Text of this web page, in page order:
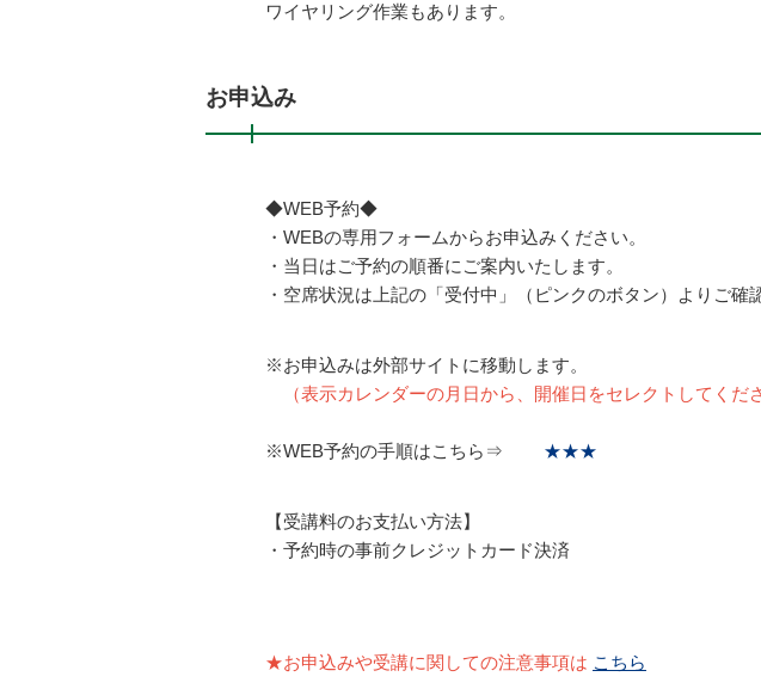
ワイヤリング作業もあります。
お申込み
◆WEB予約◆
・WEBの専用フォームからお申込みください。
・当日はご予約の順番にご案内いたします。
・空席状況は上記の「受付中」（ピンクのボタン）よりご確
※お申込みは外部サイトに移動します。
（表示カレンダーの月日から、開催日をセレクトしてくだ
※WEB予約の手順はこちら⇒ ★★★
【受講料のお支払い方法】
・予約時の事前クレジットカード決済
★お申込みや受講に関しての注意事項は こちら